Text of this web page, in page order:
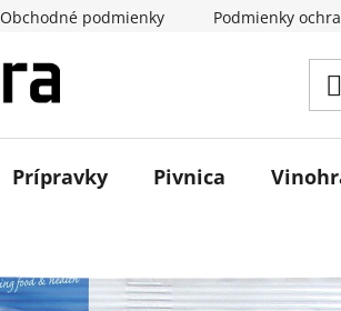
Obchodné podmienky Podmienky
Prípravky Pivnica